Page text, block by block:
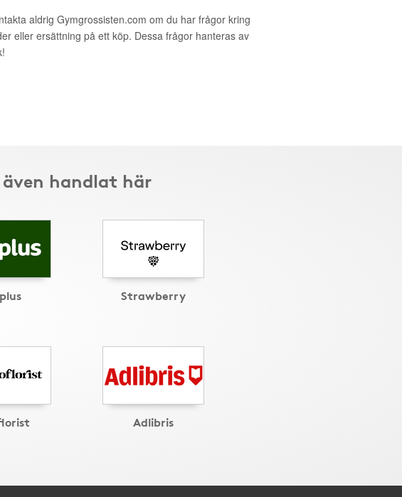
aldrig Gymgrossisten.com om du har frågor kring
eller ersättning på ett köp. Dessa frågor hanteras av
handlat här
Strawberry
Adlibris